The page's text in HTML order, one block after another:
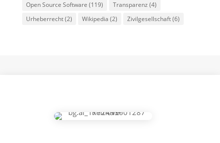
Open Source Software (119) Transparenz (4)
Urheberrecht(2) Wikipedia (2) Zivilgesellschaft(6)